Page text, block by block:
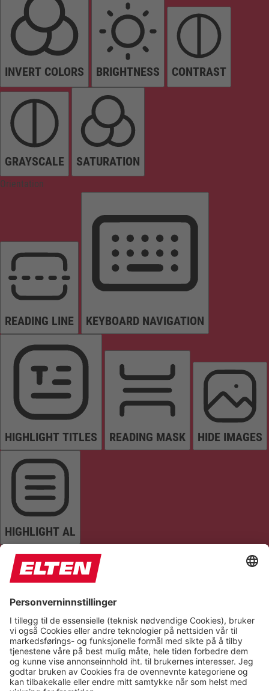
INVERT COLORS BRIGHTNESS CONTRAST
GRAYSCALE SATURATION
Orientation
READING LINE KEYBOARD NAVIGATION
HIGHLIGHT TITLES READING MASK HIDE IMAGES
HIGHLIGHT AL
READ PAGE MUTE SOUNDS STOP ANIMATIONS
Reset Settings